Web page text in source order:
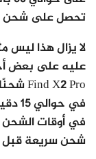
تحصل على شحن
لا يزال هذا ليس
في
في أوقات الشحن
شحن سريعة قبل